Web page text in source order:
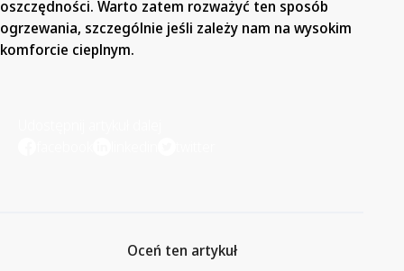
oszczędności. Warto zatem rozważyć ten sposób
ogrzewania, szczególnie jeśli zależy nam na wysokim
komforcie cieplnym.
Oceń ten artykuł